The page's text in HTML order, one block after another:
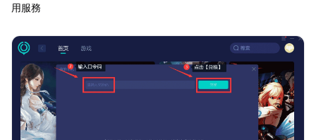
用服務